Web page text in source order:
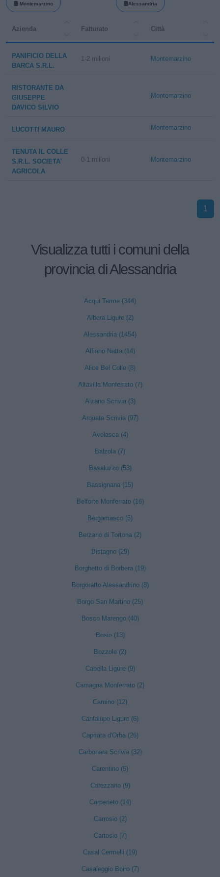
Montemarzino Alessandria
Azienda Fatturato Città
PANIFICIO DELLA
BARCA S.R.L.
1-2 milioni Montemarzino
RISTORANTE DA
GIUSEPPE
DAVICO SILVIO
Montemarzino
LUCOTTI MAURO Montemarzino
TENUTA IL COLLE
S.R.L. SOCIETA'
AGRICOLA
0-1 milioni Montemarzino
1
Visualizza tutti i comuni della
provincia di Alessandria
Acqui Terme (344)
Albera Ligure (2)
Alessandria (1454)
Alfiano Natta (14)
Alice Bel Colle (8)
Altavilla Monferrato (7)
Alzano Scrivia (3)
Arquata Scrivia (97)
Avolasca (4)
Balzola (7)
Basaluzzo (53)
Bassignana (15)
Belforte Monferrato (16)
Bergamasco (5)
Berzano di Tortona (2)
Bistagno (29)
Borghetto di Borbera (19)
Borgoratto Alessandrino (8)
Borgo San Martino (25)
Bosco Marengo (40)
Bosio (13)
Bozzole (2)
Cabella Ligure (9)
Camagna Monferrato (2)
Camino (12)
Cantalupo Ligure (6)
Capriata d'Orba (26)
Carbonara Scrivia (32)
Carentino (5)
Carezzano (9)
Carpeneto (14)
Carrosio (2)
Cartosio (7)
Casal Cermelli (19)
Casaleggio Boiro (7)